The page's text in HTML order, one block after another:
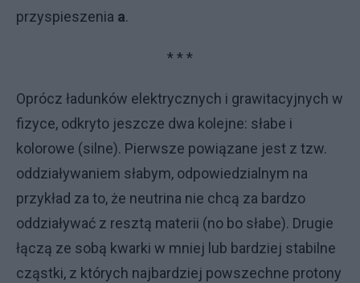
przyspieszenia a.
* * *
Oprócz ładunków elektrycznych i grawitacyjnych w
fizyce, odkryto jeszcze dwa kolejne: słabe i
kolorowe (silne). Pierwsze powiązane jest z tzw.
oddziaływaniem słabym, odpowiedzialnym na
przykład za to, że neutrina nie chcą za bardzo
oddziaływać z resztą materii (no bo słabe). Drugie
łączą ze sobą kwarki w mniej lub bardziej stabilne
cząstki, z których najbardziej powszechne protony